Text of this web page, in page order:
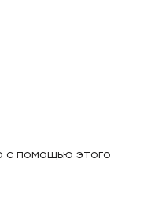
с помощью этого